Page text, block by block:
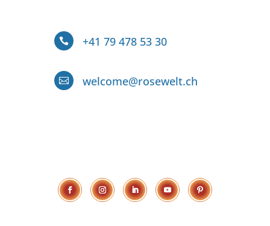
 +41 79 478 53 30
 welcome@rosewelt.ch